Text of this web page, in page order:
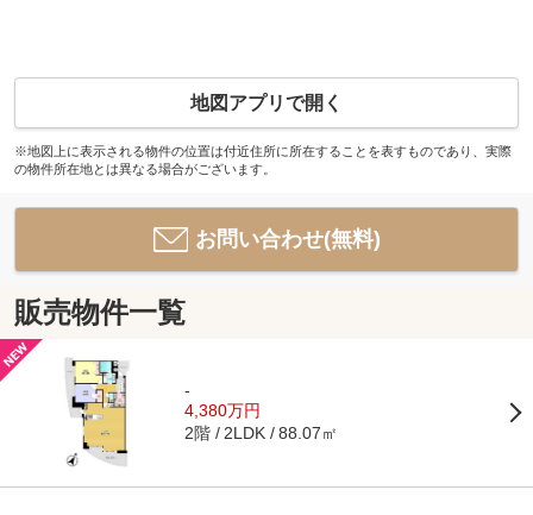
地図アプリで開く
※地図上に表示される物件の位置は付近住所に所在することを表すものであり、実際
の物件所在地とは異なる場合がございます。
お問い合わせ(無料)
販売物件一覧
-
4,380万円
2階 2LDK 88.07㎡